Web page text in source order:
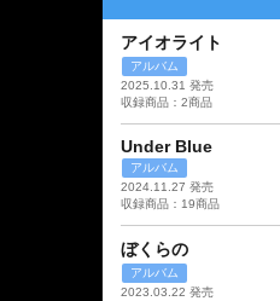
アイオライト
アルバム
2025.10.31 発売
収録商品：2商品
Under Blue
アルバム
2024.11.27 発売
収録商品：19商品
ぼくらの
アルバム
2023.03.22 発売